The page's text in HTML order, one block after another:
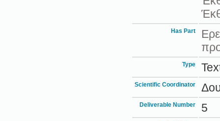
Has Part
Type
Scientific Coordinator
Deliverable Number 5